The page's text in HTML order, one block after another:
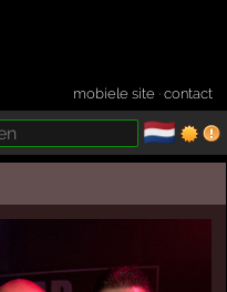
mobiele site ·contact
🇳🇱